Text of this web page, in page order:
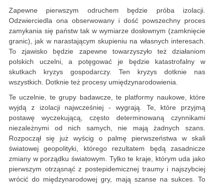
Zapewne pierwszym odruchem będzie próba izolacji.
Odzwierciedla ona obserwowany i dość powszechny proces
zamykania się państw tak w wymiarze dosłownym (zamknięcie
granic), jak w narastającym skupieniu na własnych interesach.
To zjawisko będzie zapewne towarzyszyło też działaniom
polskich uczelni, a potęgować je będzie katastrofalny w
skutkach kryzys gospodarczy. Ten kryzys dotknie nas
wszystkich. Dotknie też procesy umiędzynarodowienia.
Te uczelnie, te grupy badawcze, te platformy naukowe, które
wyjdą z izolacji najwcześniej - wygrają. Te, które przyjmą
postawę wyczekującą, często determinowaną czynnikami
niezależnymi od nich samych, nie mają żadnych szans.
Rozpoczął się już wyścig o palmę pierwszeństwa w skali
światowej geopolityki, którego rezultatem będą zasadnicze
zmiany w porządku światowym. Tylko te kraje, którym uda jako
pierwszym otrząsnąć z postepidemicznej traumy i najszybciej
wrócić do międzynarodowej gry, mają szanse na sukces. To